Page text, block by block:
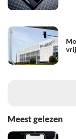
Meest gelezen